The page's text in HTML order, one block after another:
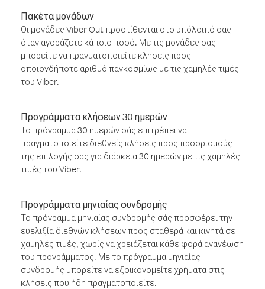
Πακέτα μονάδων
Οι μονάδες Viber Out προστίθενται στο υπόλοιπό σας
όταν αγοράζετε κάποιο ποσό. Με τις μονάδες σας
μπορείτε να πραγματοποιείτε κλήσεις προς
οποιονδήποτε αριθμό παγκοσμίως με τις χαμηλές τιμές
του Viber.
Προγράμματα κλήσεων 30 ημερών
Το πρόγραμμα 30 ημερών σάς επιτρέπει να
πραγματοποιείτε διεθνείς κλήσεις προς προορισμούς
της επιλογής σας για διάρκεια 30 ημερών με τις χαμηλές
τιμές του Viber.
Προγράμματα μηνιαίας συνδρομής
Το πρόγραμμα μηνιαίας συνδρομής σάς προσφέρει την
ευελιξία διεθνών κλήσεων προς σταθερά και κινητά σε
χαμηλές τιμές, χωρίς να χρειάζεται κάθε φορά ανανέωση
του προγράμματος. Με το πρόγραμμα μηνιαίας
συνδρομής μπορείτε να εξοικονομείτε χρήματα στις
κλήσεις που ήδη πραγματοποιείτε.